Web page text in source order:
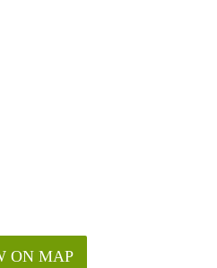
ON MAP